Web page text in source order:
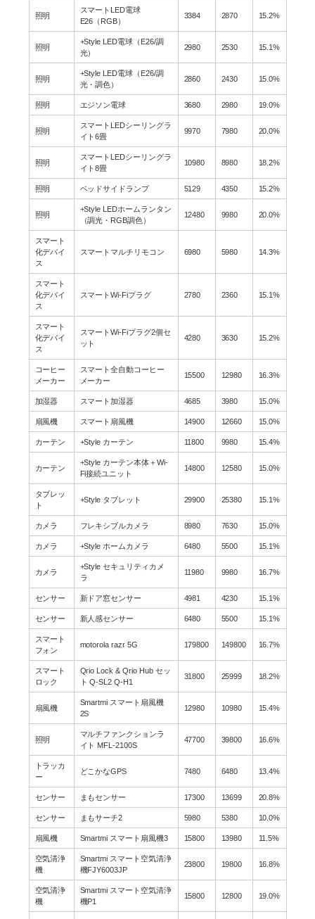
照明
スマートLED電球
E26（RGB）
3384 2870 15.2%
照明
+Style LED電球（E26/調
光）
2980 2530 15.1%
照明
+Style LED電球（E26/調
光・調色）
2860 2430 15.0%
照明 エジソン電球 3680 2980 19.0%
照明
スマートLEDシーリングラ
イト6畳
9970 7980 20.0%
照明
スマートLEDシーリングラ
イト8畳
10980 8980 18.2%
照明 ベッドサイドランプ 5129 4350 15.2%
照明
+Style LEDホームランタン
（調光・RGB調色）
12480 9980 20.0%
スマート
化デバイ
ス
スマートマルチリモコン 6980 5980 14.3%
スマート
化デバイ
ス
スマートWi-Fiプラグ 2780 2360 15.1%
スマート
化デバイ
ス
スマートWi-Fiプラグ2個セ
ット
4280 3630 15.2%
コーヒー
メーカー
スマート全自動コーヒー
メーカー
15500 12980 16.3%
加湿器 スマート加湿器 4685 3980 15.0%
扇風機 スマート扇風機 14900 12660 15.0%
カーテン +Style カーテン 11800 9980 15.4%
カーテン
+Style カーテン本体＋Wi-
Fi接続ユニット
14800 12580 15.0%
タブレッ
ト
+Style タブレット 29900 25380 15.1%
カメラ フレキシブルカメラ 8980 7630 15.0%
カメラ +Style ホームカメラ 6480 5500 15.1%
カメラ
+Style セキュリティカメ
ラ
11980 9980 16.7%
センサー 新ドア窓センサー 4981 4230 15.1%
センサー 新人感センサー 6480 5500 15.1%
スマート
フォン
motorola razr 5G 179800 149800 16.7%
スマート
ロック
Qrio Lock & Qrio Hub セッ
ト Q-SL2 Q-H1
31800 25999 18.2%
扇風機
Smartmi スマート扇風機
2S
12980 10980 15.4%
照明
マルチファンクションラ
イト MFL-2100S
47700 39800 16.6%
トラッカ
ー
どこかなGPS 7480 6480 13.4%
センサー まもセンサー 17300 13699 20.8%
センサー まもサーチ2 5980 5380 10.0%
扇風機 Smartmi スマート扇風機3 15800 13980 11.5%
空気清浄
機
Smartmi スマート空気清浄
機FJY6003JP
23800 19800 16.8%
空気清浄
機
Smartmi スマート空気清浄
機P1
15800 12800 19.0%